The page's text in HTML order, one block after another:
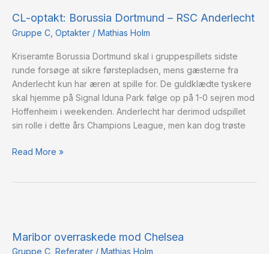
CL-optakt: Borussia Dortmund – RSC Anderlecht
Gruppe C Optakter / Mathias Holm
Kriseramte Borussia Dortmund skal i gruppespillets sidste
runde forsøge at sikre førstepladsen, mens gæsterne fra
Anderlecht kun har æren at spille for. De guldklædte tyskere
skal hjemme på Signal Iduna Park følge op på 1-0 sejren mod
Hoffenheim i weekenden. Anderlecht har derimod udspillet
sin rolle i dette års Champions League, men kan dog trøste
Borussia
Dortmund
RSC
Anderlecht
Read More »
Maribor overraskede mod Chelsea
Gruppe C Referater / Mathias Holm
mod
Chelsea